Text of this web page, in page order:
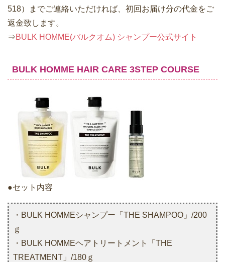
518）までご連絡いただければ、初回お届け分の代金をご
返金致します。
⇒BULK HOMME(バルクオム) シャンプー公式サイト
BULK HOMME HAIR CARE 3STEP COURSE
●セット内容
・BULK HOMMEシャンプー「THE SHAMPOO」/200
ｇ
・BULK HOMMEヘアトリートメント「THE
TREATMENT」/180ｇ